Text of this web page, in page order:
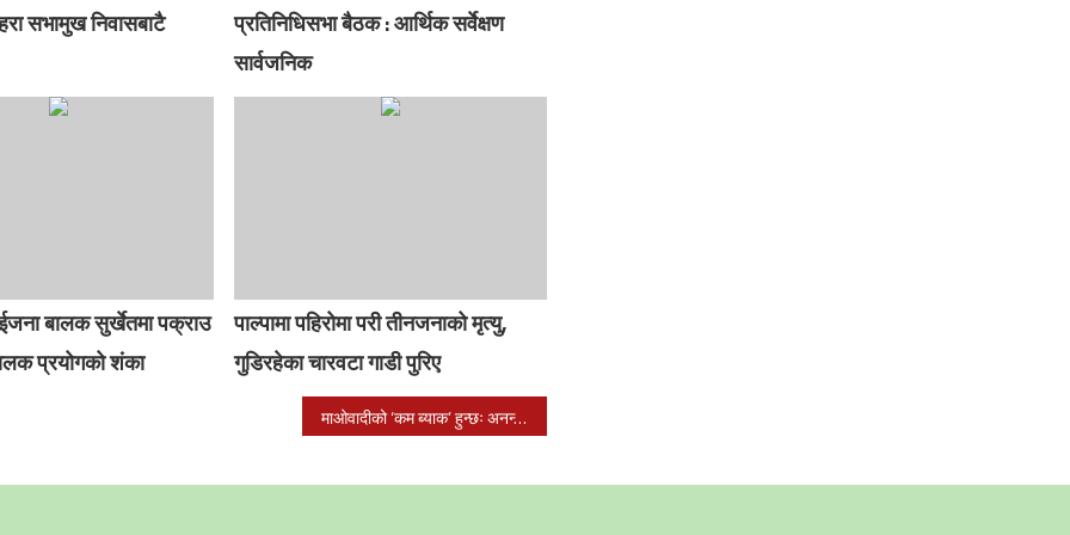
सभामुख निवासबाटै
प्रतिनिधिसभा बैठक : आर्थिक सर्वेक्षण
सार्वजनिक
बालक सुर्खेतमा पक्राउ
प्रयोगको शंका
पाल्पामा पहिरोमा परी तीनजनाको मृत्यु,
गुडिरहेका चारवटा गाडी पुरिए
माओवादीको ‘कम ब्याक’ हुन्छः अनन्त